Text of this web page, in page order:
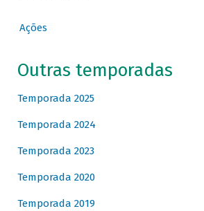
Ações
Outras temporadas
Temporada 2025
Temporada 2024
Temporada 2023
Temporada 2020
Temporada 2019